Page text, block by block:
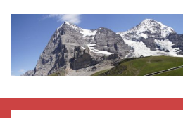
Le